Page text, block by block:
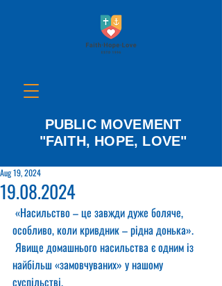
PUBLIC MOVEMENT
"FAITH, HOPE, LOVE"
19.08.2024
Aug 19, 2024
«Насильство – це завжди дуже боляче,
особливо, коли кривдник – рідна донька».
Явище домашнього насильства є одним із
найбільш «замовчуваних» у нашому
суспільстві.